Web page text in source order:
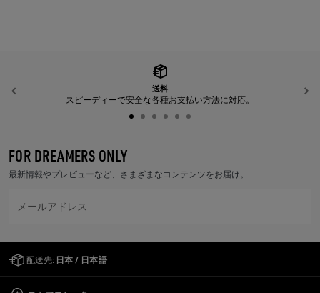
送料
スピーディーで安全な各種お支払い方法に対応。
前へ
FOR DREAMERS ONLY
最新情報やプレビューなど、さまざまなコンテンツをお届け。
メールアドレス
配送先: 日本 / 日本語